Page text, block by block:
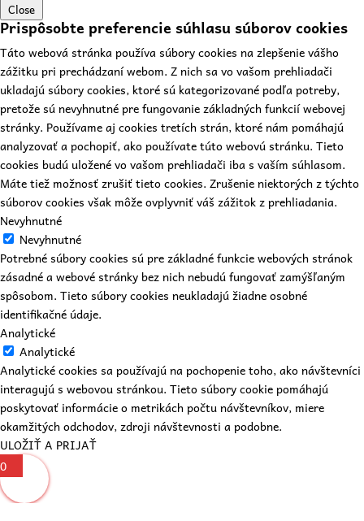
Close
Prispôsobte preferencie súhlasu súborov cookies
Táto webová stránka používa súbory cookies na zlepšenie vášho
zážitku pri prechádzaní webom. Z nich sa vo vašom prehliadači
ukladajú súbory cookies, ktoré sú kategorizované podľa potreby,
pretože sú nevyhnutné pre fungovanie základných funkcií webovej
stránky. Používame aj cookies tretích strán, ktoré nám pomáhajú
analyzovať a pochopiť, ako používate túto webovú stránku. Tieto
cookies budú uložené vo vašom prehliadači iba s vaším súhlasom.
Máte tiež možnosť zrušiť tieto cookies. Zrušenie niektorých z týchto
súborov cookies však môže ovplyvniť váš zážitok z prehliadania.
Nevyhnutné
Nevyhnutné
Potrebné súbory cookies sú pre základné funkcie webových stránok
zásadné a webové stránky bez nich nebudú fungovať zamýšľaným
spôsobom. Tieto súbory cookies neukladajú žiadne osobné
identifikačné údaje.
Analytické
Analytické
Analytické cookies sa používajú na pochopenie toho, ako návštevníci
interagujú s webovou stránkou. Tieto súbory cookie pomáhajú
poskytovať informácie o metrikách počtu návštevníkov, miere
okamžitých odchodov, zdroji návštevnosti a podobne.
ULOŽIŤ A PRIJAŤ
0